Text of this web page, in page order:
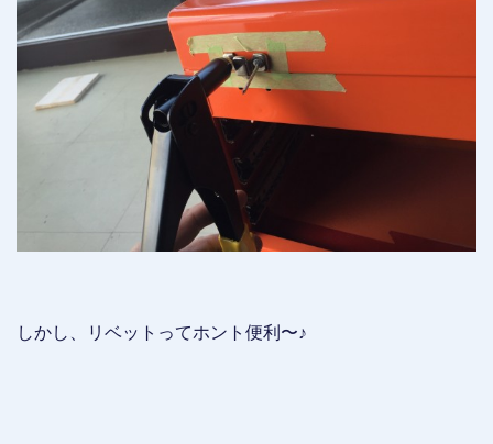
しかし、リベットってホント便利〜♪